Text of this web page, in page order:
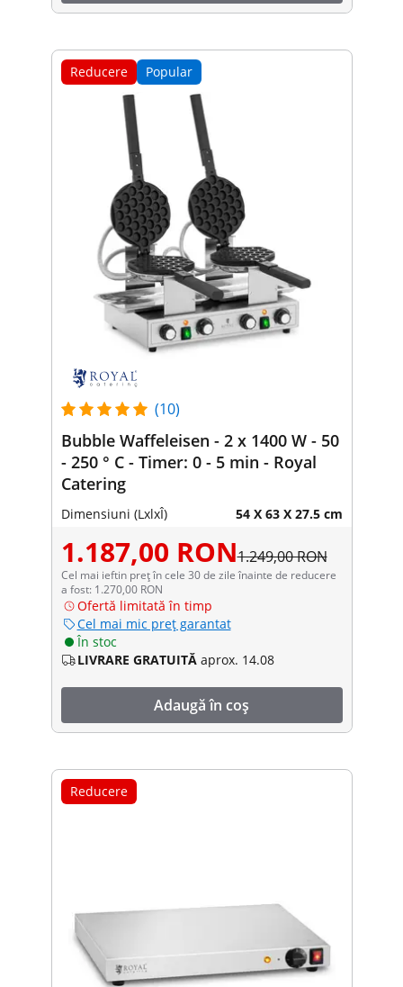
Reducere Popular
(10)
Bubble Waffeleisen - 2 x 1400 W - 50
- 250 ° C - Timer: 0 - 5 min - Royal
Catering
Dimensiuni (LxlxÎ) 54 X 63 X 27.5 cm
1.187,00 RON1.249,00 RON
Cel mai ieftin preț în cele 30 de zile înainte de reducere
a fost: 1.270,00 RON
Ofertă limitată în timp
Cel mai mic preț garantat
În stoc
LIVRARE GRATUITĂ aprox. 14.08
Adaugă în coș
Reducere